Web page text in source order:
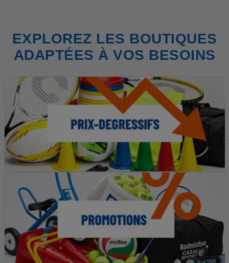
EXPLOREZ LES BOUTIQUES
ADAPTÉES À VOS BESOINS